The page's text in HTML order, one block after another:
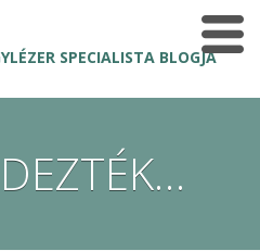
SPECIALISTA BLOGJA